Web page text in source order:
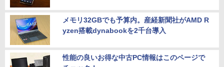
メモリ32GBでも予算内。産経新聞社がAMD R
yzen搭載dynabookを2千台導入
性能の良いお得な中古PC情報はこのページで